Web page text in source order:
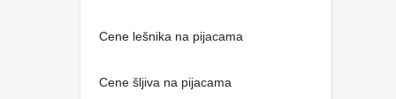
Cene lešnika na pijacama
Cene šljiva na pijacama